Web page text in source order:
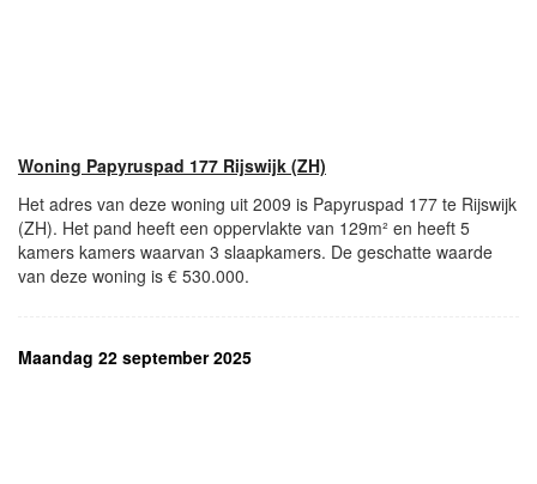
Woning Papyruspad 177 Rijswijk (ZH)
Het adres van deze woning uit 2009 is Papyruspad 177 te Rijswijk
(ZH). Het pand heeft een oppervlakte van 129m² en heeft 5
kamers kamers waarvan 3 slaapkamers. De geschatte waarde
van deze woning is € 530.000.
Maandag 22 september 2025